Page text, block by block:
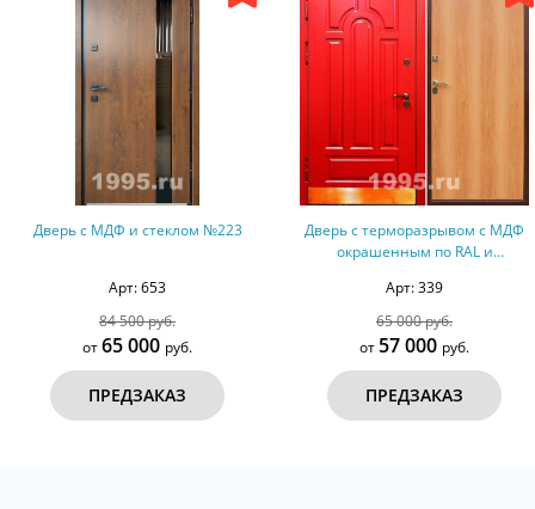
с МДФ и стеклом №223
Арт: 653
84 500 руб.
65 000руб.
ПРЕДЗАКАЗ
Дверь с терморазрывом с МДФ
окрашенным по RAL и
Арт: 339
65 000 руб.
57 000руб.
ПРЕДЗАКАЗ